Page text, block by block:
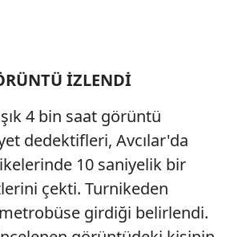
yapılması, amaçlarıyla
aşağıda yer alan panel
Çerezlere ilişkin detaylı bilgi
tıklayabilir, Çerez Bilgilendirme
Korunması Kanunu uyarınca
İZLENDİ
4 bin saat görüntü
dedektifleri, Avcılar'da
10 saniyelik bir
çekti. Turnikeden
girdiği belirlendi.